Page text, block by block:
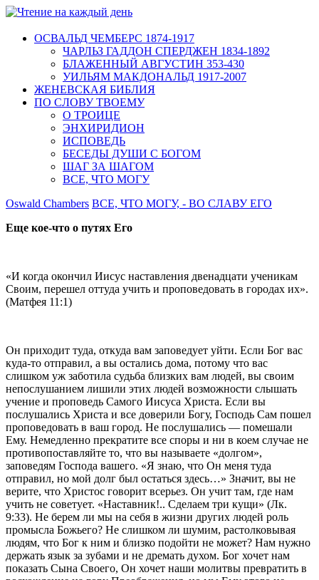
ОСВАЛЬД ЧЕМБЕРС 1874-1917
ЧАРЛЬЗ ГАДДОН СПЕРДЖЕН 1834-1892
БЛАЖЕННЫЙ АВГУСТИН 353-430
УИЛЬЯМ МАКДОНАЛЬД 1917-2007
ЖЕНЕВСКАЯ БИБЛИЯ
ПО СЛОВУ ТВОЕМУ
О ТРОИЦЕ
ЭНХИРИДИОН
ИСПОВЕДЬ
БЕСЕДЫ ДУШИ С БОГОМ
ШАГ ЗА ШАГОМ
ВСЕ, ЧТО МОГУ
Oswald Chambers ВСЕ, ЧТО МОГУ, - ВО СЛАВУ ЕГО
Еще кое-что о путях Его
«И когда окончил Иисус наставления двенадцати ученикам
Своим, перешел оттуда учить и проповедовать в городах их».
(Матфея 11:1)
Он приходит туда, откуда вам заповедует уйти. Если Бог вас
куда-то отправил, а вы остались дома, потому что вас
слишком уж заботила судьба близких вам людей, вы своим
непослушанием лишили этих людей возможности слышать
учение и проповедь Самого Иисуса Христа. Если вы
послушались Христа и все доверили Богу, Господь Сам пошел
проповедовать в ваш город. Не послушались — помешали
Ему. Немедленно прекратите все споры и ни в коем случае не
противопоставляйте то, что вы называете «долгом»,
заповедям Господа вашего. «Я знаю, что Он меня туда
отправил, но мой долг был остаться здесь…» Значит, вы не
верите, что Христос говорит всерьез. Он учит там, где нам
учить не советует. «Наставник!.. Сделаем три кущи» (Лк.
9:33). Не берем ли мы на себя в жизни других людей роль
промысла Божьего? Не слишком ли шумим, растолковывая
людям, что Бог к ним и близко подойти не может? Нам нужно
держать язык за зубами и не дремать духом. Бог хочет нам
показать Сына Своего, Он хочет наши молитвы превратить в